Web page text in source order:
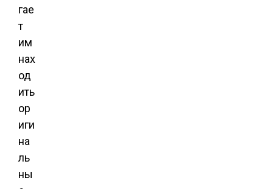
гае
т
им
нах
од
ить
ор
иги
на
ль
ны